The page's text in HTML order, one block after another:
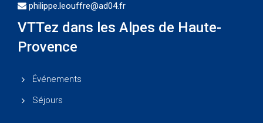
philippe.leouffre@ad04.fr
VTTez dans les Alpes de Haute-
Provence
Événements
Séjours